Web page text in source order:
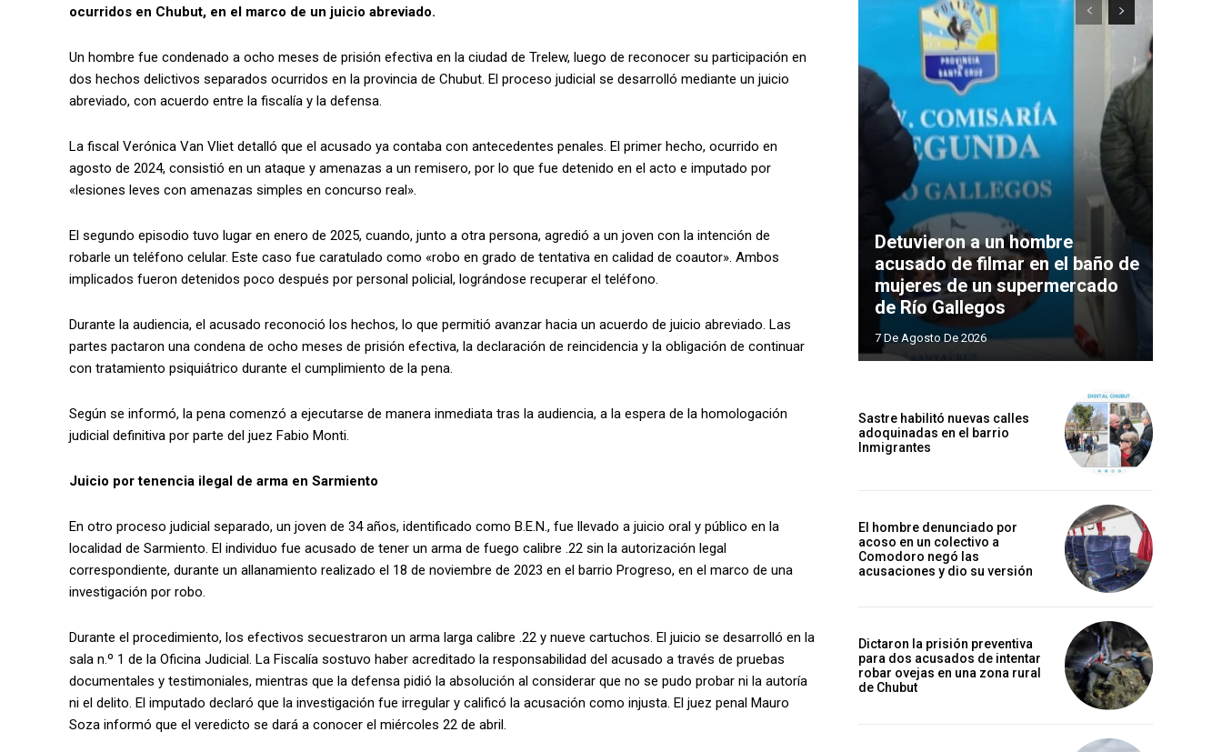
ocurridos en Chubut, en el marco de un juicio abreviado.
Un hombre fue condenado a ocho meses de prisión efectiva en la ciudad de Trelew, luego de reconocer su participación en
dos hechos delictivos separados ocurridos en la provincia de Chubut. El proceso judicial se desarrolló mediante un juicio
abreviado, con acuerdo entre la fiscalía y la defensa.
La fiscal Verónica Van Vliet detalló que el acusado ya contaba con antecedentes penales. El primer hecho, ocurrido en
agosto de 2024, consistió en un ataque y amenazas a un remisero, por lo que fue detenido en el acto e imputado por
«lesiones leves con amenazas simples en concurso real».
El segundo episodio tuvo lugar en enero de 2025, cuando, junto a otra persona, agredió a un joven con la intención de
robarle un teléfono celular. Este caso fue caratulado como «robo en grado de tentativa en calidad de coautor». Ambos
implicados fueron detenidos poco después por personal policial, lográndose recuperar el teléfono.
Durante la audiencia, el acusado reconoció los hechos, lo que permitió avanzar hacia un acuerdo de juicio abreviado. Las
partes pactaron una condena de ocho meses de prisión efectiva, la declaración de reincidencia y la obligación de continuar
con tratamiento psiquiátrico durante el cumplimiento de la pena.
Según se informó, la pena comenzó a ejecutarse de manera inmediata tras la audiencia, a la espera de la homologación
judicial definitiva por parte del juez Fabio Monti.
Juicio por tenencia ilegal de arma en Sarmiento
En otro proceso judicial separado, un joven de 34 años, identificado como B.E.N., fue llevado a juicio oral y público en la
localidad de Sarmiento. El individuo fue acusado de tener un arma de fuego calibre .22 sin la autorización legal
correspondiente, durante un allanamiento realizado el 18 de noviembre de 2023 en el barrio Progreso, en el marco de una
investigación por robo.
Durante el procedimiento, los efectivos secuestraron un arma larga calibre .22 y nueve cartuchos. El juicio se desarrolló en la
sala n.º 1 de la Oficina Judicial. La Fiscalía sostuvo haber acreditado la responsabilidad del acusado a través de pruebas
documentales y testimoniales, mientras que la defensa pidió la absolución al considerar que no se pudo probar ni la autoría
ni el delito. El imputado declaró que la investigación fue irregular y calificó la acusación como injusta. El juez penal Mauro
Soza informó que el veredicto se dará a conocer el miércoles 22 de abril.
Detuvieron a un hombre
acusado de filmar en el baño de
mujeres de un supermercado
de Río Gallegos
7 De Agosto De 2026
Sastre habilitó nuevas calles
adoquinadas en el barrio
Inmigrantes
El hombre denunciado por
acoso en un colectivo a
Comodoro negó las
acusaciones y dio su versión
Dictaron la prisión preventiva
para dos acusados de intentar
robar ovejas en una zona rural
de Chubut